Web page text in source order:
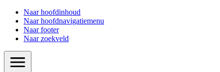
Naar hoofdinhoud
Naar hoofdnavigatiemenu
Naar footer
Naar zoekveld